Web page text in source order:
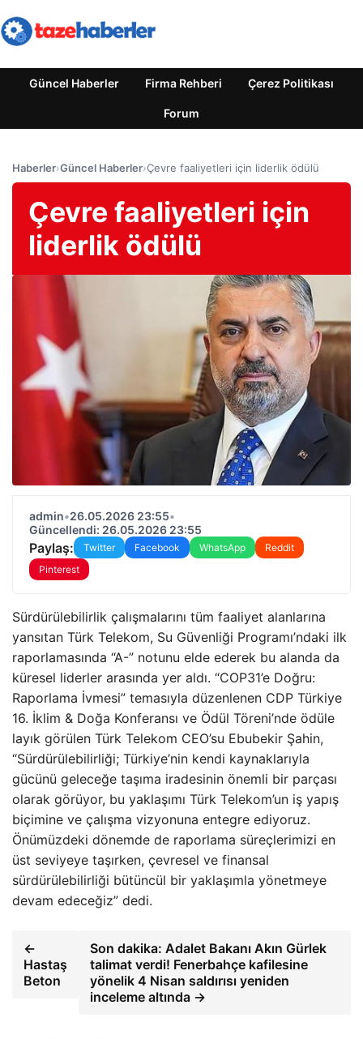
Güncel Haberler Firma Rehberi Çerez Politikası
Forum
Haberler›Güncel Haberler›Çevre faaliyetleri için liderlik ödülü
Çevre faaliyetleri için
liderlik ödülü
admin•26.05.2026 23:55•
Güncellendi: 26.05.2026 23:55
Paylaş: Twitter Facebook WhatsApp
Reddit
Pinterest
Sürdürülebilirlik çalışmalarını tüm faaliyet alanlarına
yansıtan Türk Telekom, Su Güvenliği Programı’ndaki ilk
raporlamasında “A-” notunu elde ederek bu alanda da
küresel liderler arasında yer aldı. “COP31’e Doğru:
Raporlama İvmesi” temasıyla düzenlenen CDP Türkiye
16. İklim & Doğa Konferansı ve Ödül Töreni’nde ödüle
layık görülen Türk Telekom CEO’su Ebubekir Şahin,
“Sürdürülebilirliği; Türkiye’nin kendi kaynaklarıyla
gücünü geleceğe taşıma iradesinin önemli bir parçası
olarak görüyor, bu yaklaşımı Türk Telekom’un iş yapış
biçimine ve çalışma vizyonuna entegre ediyoruz.
Önümüzdeki dönemde de raporlama süreçlerimizi en
üst seviyeye taşırken, çevresel ve finansal
sürdürülebilirliği bütüncül bir yaklaşımla yönetmeye
devam edeceğiz” dedi.
←
Hastaş
Beton
Son dakika: Adalet Bakanı Akın Gürlek
talimat verdi! Fenerbahçe kafilesine
yönelik 4 Nisan saldırısı yeniden
inceleme altında →